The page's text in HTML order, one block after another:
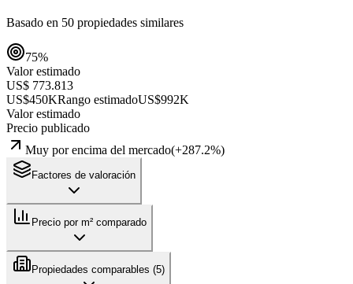
Basado en 50 propiedades similares
75%
Valor estimado
US$ 773.813
US$450KRango estimadoUS$992K
Valor estimado
Precio publicado
Muy por encima del mercado(+287.2%)
Factores de valoración
Precio por m² comparado
Propiedades comparables (5)